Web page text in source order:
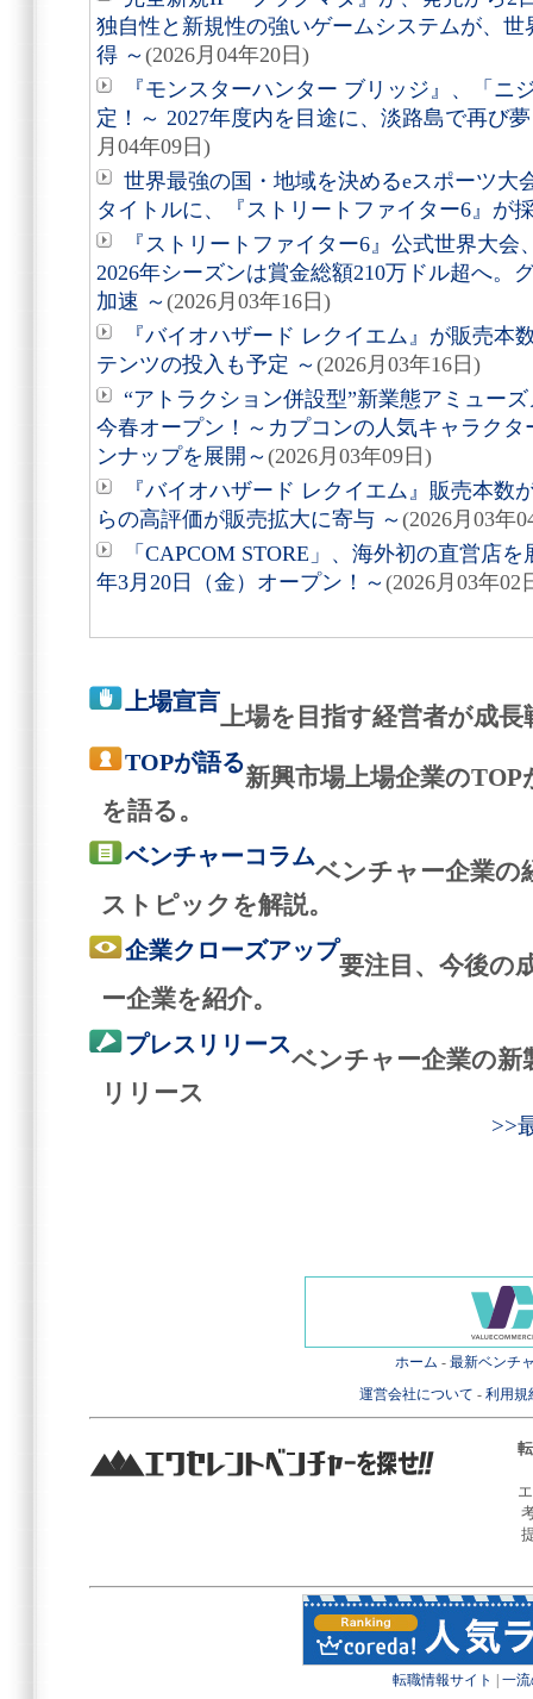
独自性と新規性の強いゲームシステムが、
得 ～ (2026月04年20日)
『モンスターハンター ブリッジ』、「ニ
定！～ 2027年度内を目途に、淡路島で再び
月04年09日)
世界最強の国・地域を決めるeスポーツ大
タイトルに、『ストリートファイター6』が
『ストリートファイター6』公式世界大
2026年シーズンは賞金総額210万ドル超へ。
加速 ～ (2026月03年16日)
『バイオハザード レクイエム』が販売本
テンツの投入も予定 ～ (2026月03年16日)
“アトラクション併設型”新業態アミュー
今春オープン！～カプコンの人気キャラク
ンナップを展開～ (2026月03年09日)
『バイオハザード レクイエム』販売本数
らの高評価が販売拡大に寄与 ～ (2026月03年
「CAPCOM STORE」、海外初の直営店
年3月20日（金）オープン！～ (2026月03年02
上場宣言
上場を目指す経営者が成
TOPが語る
新興市場上場企業の
を語る。
ベンチャーコラム
ベンチャー企業の
ストピックを解説。
企業クローズアップ
要注目、今後の
ー企業を紹介。
プレスリリース
ベンチャー企業の新
リリース
>>
ホーム - 最新ベンチ
運営会社について - 利用規
転職情報サイト 一